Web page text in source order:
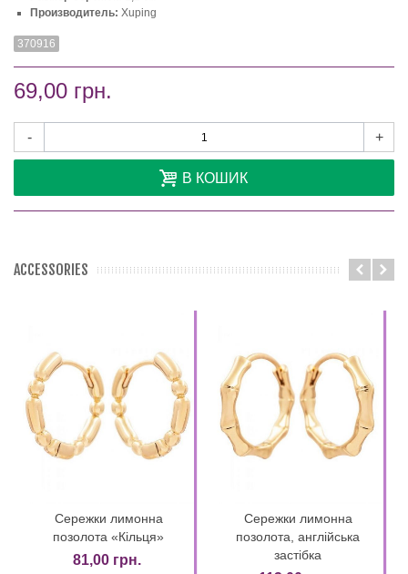
Производитель: Xuping
370916
69,00 грн.
- +
В КОШИК
ACCESSORIES
Сережки лимонна
позолота «Кільця»
81,00 грн.
Сережки лимонна
позолота, англійська
застібка